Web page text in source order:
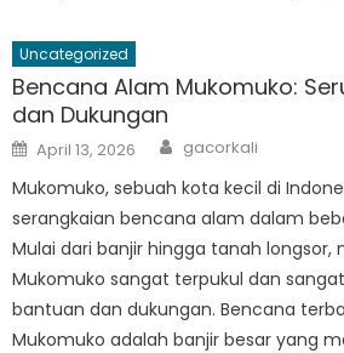
Uncategorized
Bencana Alam Mukomuko:
dan Dukungan
Posted
on
April 13, 2026 Author
gacorkali
Mukomuko, sebuah kota kecil di
serangkaian bencana alam dalam
Mulai dari banjir hingga tanah longsor,
Mukomuko sangat terpukul dan
bantuan dan dukungan. Bencana
Mukomuko adalah banjir besar yang